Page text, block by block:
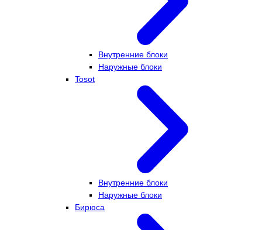
Внутренние блоки
Наружные блоки
Tosot
Внутренние блоки
Наружные блоки
Бирюса